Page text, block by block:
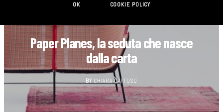
Paper Planes, la seduta che nasce
dalla carta
BY CHIARA GATTUSO
OK COOKIE POLICY